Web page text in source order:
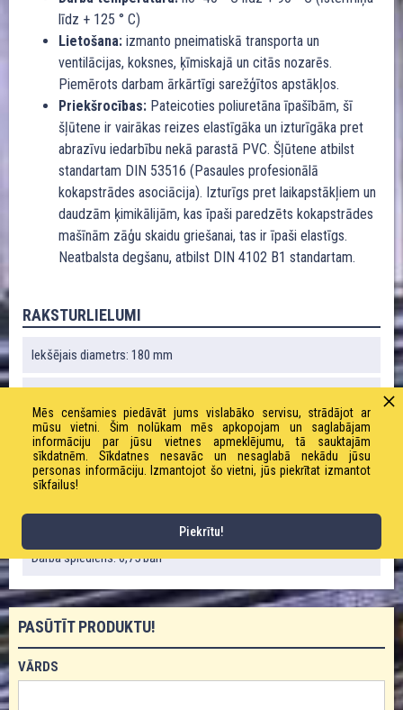
līdz + 125 ° C)
Lietošana: izmanto pneimatiskā transporta un
ventilācijas, koksnes, ķīmiskajā un citās nozarēs.
Piemērots darbam ārkārtīgi sarežģītos apstākļos.
Priekšrocības: Pateicoties poliuretāna īpašībām, šī
šļūtene ir vairākas reizes elastīgāka un izturīgāka pret
abrazīvu iedarbību nekā parastā PVC. Šļūtene atbilst
standartam DIN 53516 (Pasaules profesionālā
kokapstrādes asociācija). Izturīgs pret laikapstākļiem un
daudzām ķimikālijām, kas īpaši paredzēts kokapstrādes
mašīnām zāģu skaidu griešanai, tas ir īpaši elastīgs.
Neatbalsta degšanu, atbilst DIN 4102 B1 standartam.
RAKSTURLIELUMI
Iekšējais diametrs: 180 mm
Liekuma rādiuss: 285 mm
Vakuums: 0,18 bāri
Svars: 2820 g / m
Darba spiediens: 0,75 bāri
PASŪTĪT PRODUKTU!
VĀRDS
Mēs cenšamies piedāvāt jums vislabāko servisu, strādājot ar
mūsu vietni. Šim nolūkam mēs apkopojam un saglabājam
informāciju par jūsu vietnes apmeklējumu, tā sauktajām
sīkdatnēm. Sīkdatnes nesavāc un nesaglabā nekādu jūsu
personas informāciju. Izmantojot šo vietni, jūs piekrītat izmantot
sīkfailus!
Piekrītu!